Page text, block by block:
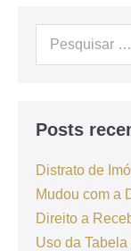
Posts
Distrato de
Mudou com a
Direito a
Uso da